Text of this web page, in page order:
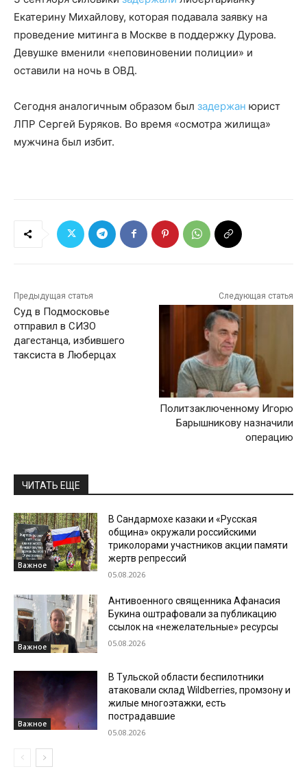
Екатерину Михайлову, которая подавала заявку на
проведение митинга в Москве в поддержку Дурова.
Девушке вменили «неповиновении полиции» и
оставили на ночь в ОВД.
Сегодня аналогичным образом был задержан юрист
ЛПР Сергей Буряков. Во время «осмотра жилища»
мужчина был избит.
Предыдущая статья
Суд в Подмосковье
отправил в СИЗО
дагестанца, избившего
таксиста в Люберцах
Следующая статья
Политзаключенному Игорю
Барышникову назначили
операцию
ЧИТАТЬ ЕЩЕ
Важное
В Сандармохе казаки и «Русская
община» окружали российскими
триколорами участников акции памяти
жертв репрессий
05.08.2026
Важное
Антивоенного священника Афанасия
Букина оштрафовали за публикацию
ссылок на «нежелательные» ресурсы
05.08.2026
Важное
В Тульской области беспилотники
атаковали склад Wildberries, промзону и
жилые многоэтажки, есть
пострадавшие
05.08.2026